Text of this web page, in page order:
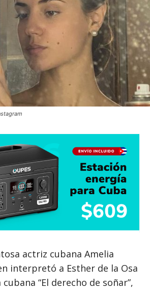
actriz cubana Amelia
interpretó a Esther de la Osa
“El derecho de soñar”,